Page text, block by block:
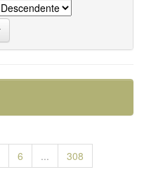
6 ...
308